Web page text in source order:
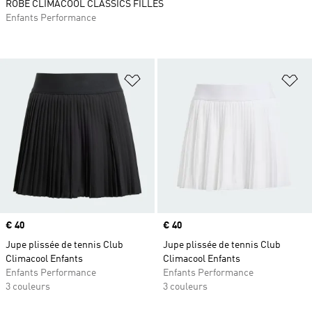
Ajouter à la Liste de produits
Prix
€ 40
Jupe plissée de tennis Club
Climacool Enfants
Enfants Performance
3 couleurs
Prix
€ 40
Jupe plissée de tennis Club
Climacool Enfants
Enfants Performance
3 couleurs
ROBE CLIMACOOL CLASSICS FILLES
Enfants Performance